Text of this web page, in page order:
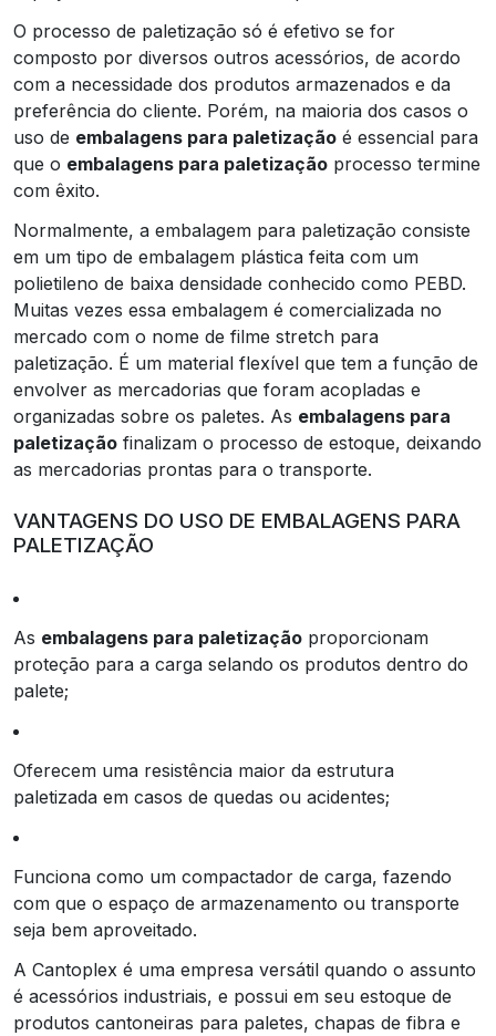
O processo de paletização só é efetivo se for
composto por diversos outros acessórios, de acordo
com a necessidade dos produtos armazenados e da
preferência do cliente. Porém, na maioria dos casos o
uso de embalagens para paletização é essencial para
que o embalagens para paletização processo termine
com êxito.
Normalmente, a embalagem para paletização consiste
em um tipo de embalagem plástica feita com um
polietileno de baixa densidade conhecido como PEBD.
Muitas vezes essa embalagem é comercializada no
mercado com o nome de filme stretch para
paletização. É um material flexível que tem a função de
envolver as mercadorias que foram acopladas e
organizadas sobre os paletes. As embalagens para
paletização finalizam o processo de estoque, deixando
as mercadorias prontas para o transporte.
VANTAGENS DO USO DE EMBALAGENS PARA
PALETIZAÇÃO
As embalagens para paletização proporcionam
proteção para a carga selando os produtos dentro do
palete;
Oferecem uma resistência maior da estrutura
paletizada em casos de quedas ou acidentes;
Funciona como um compactador de carga, fazendo
com que o espaço de armazenamento ou transporte
seja bem aproveitado.
A Cantoplex é uma empresa versátil quando o assunto
é acessórios industriais, e possui em seu estoque de
produtos cantoneiras para paletes, chapas de fibra e